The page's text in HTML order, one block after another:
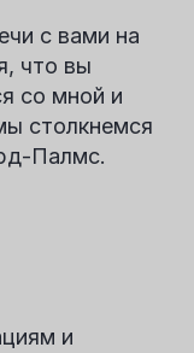
с вами на
что вы
со мной и
столкнемся
Палмс.
и